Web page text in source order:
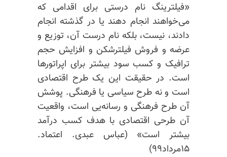
«فیلترینگ نام درستی برای اقدامی که
می‌خواهند انجام دهند یا در گذشته انجام
دادند، نیست، بلکه نام درست آن، توزیع و
عرضه و فروش فیلترشکن و افزایش حجم
ترافیک و کسب سود بیشتر برای اپراتورها
است. در حقیقت این یک طرح اقتصادی
است و نه طرح سیاسی یا فرهنگی. پوشش
آن طرح فرهنگی و رسانه‌یی است، واقعیت
آن طرحی اقتصادی با هدف کسب درآمد
بیشتر است» (عباس عبدی. اعتماد.
۱۵مرداد۹۹)